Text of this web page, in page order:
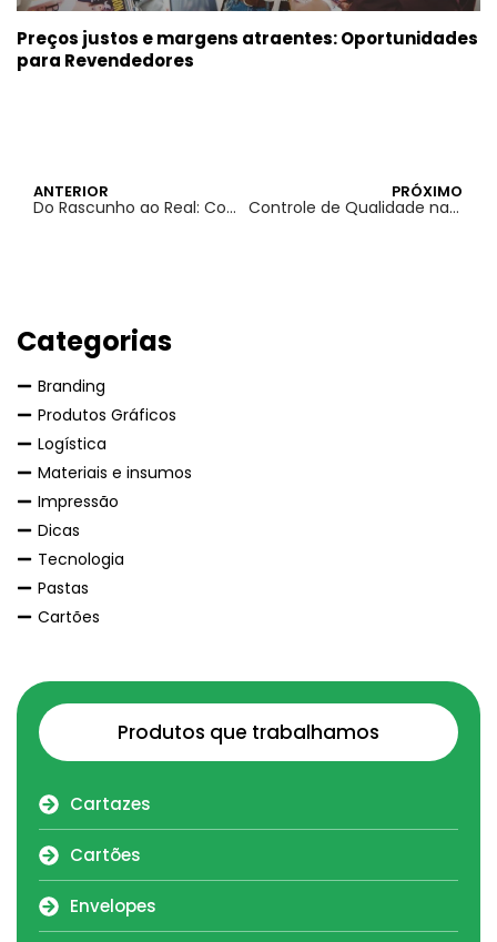
Preços justos e margens atraentes: Oportunidades
para Revendedores
ANTERIOR
Do Rascunho ao Real: Como a Aider Graff Transforma Conceitos em Peças Gráficas Impactantes
PRÓXIMO
Controle de Qualidade na Prática: Como Garantimos Produtos Gráficos sem Defeitos
Categorias
Branding
Produtos Gráficos
Logística
Materiais e insumos
Impressão
Dicas
Tecnologia
Pastas
Cartões
Produtos que trabalhamos
Cartazes
Cartões
Envelopes